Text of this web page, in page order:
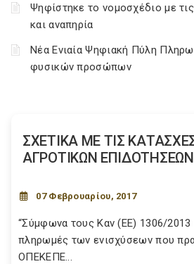
Ψηφίστηκε το νομοσχέδιο με
και αναπηρία
Νέα Ενιαία Ψηφιακή Πύλη
φυσικών προσώπων
ΣΧΕΤΙΚΑ ΜΕ ΤΙΣ
ΑΓΡΟΤΙΚΩΝ ΕΠΙΔΟΤΗΣΕΩΝ
07 Φεβρουαρίου, 2017
“Σύμφωνα τους Καν (ΕΕ) 1306/2013
πληρωμές των ενισχύσεων που
ΟΠΕΚΕΠΕ...